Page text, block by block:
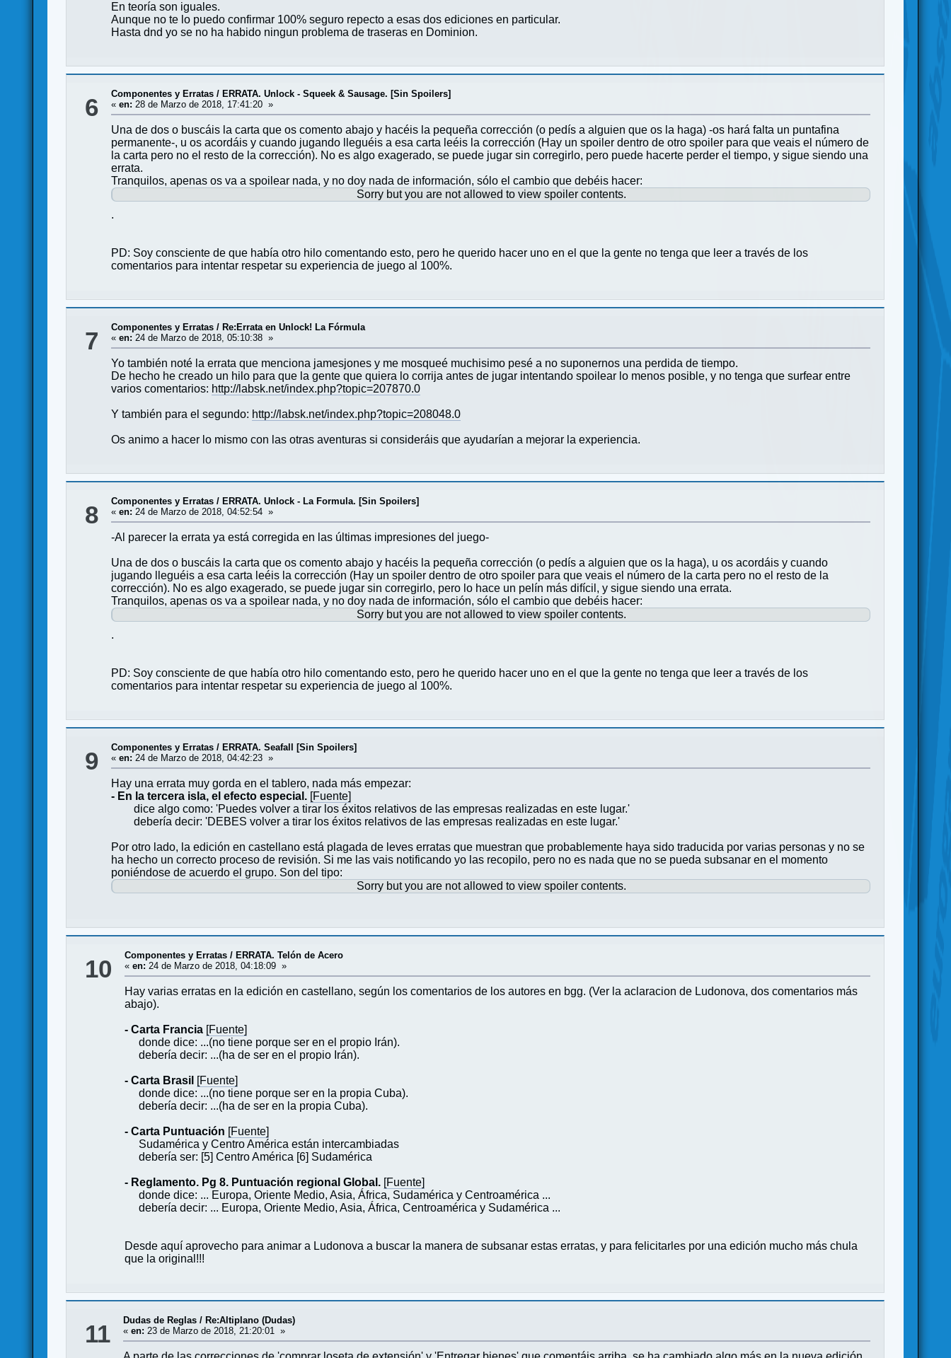
En teoría son iguales.
Aunque no te lo puedo confirmar 100% seguro repecto a esas dos ediciones en particular.
Hasta dnd yo se no ha habido ningun problema de traseras en Dominion.
6 Componentes y Erratas / ERRATA. Unlock - Squeek & Sausage. [Sin Spoilers]
«en: 28 de Marzo de 2018, 17:41:20 »
Una de dos o buscáis la carta que os comento abajo y hacéis la pequeña corrección (o pedís a alguien que os la haga) -os hará falta un puntafina
permanente-, u os acordáis y cuando jugando lleguéis a esa carta leéis la corrección (Hay un spoiler dentro de otro spoiler para que veais el número de
la carta pero no el resto de la corrección). No es algo exagerado, se puede jugar sin corregirlo, pero puede hacerte perder el tiempo, y sigue siendo una
errata.
Tranquilos, apenas os va a spoilear nada, y no doy nada de información, sólo el cambio que debéis hacer:
Sorry but you are not allowed to view spoiler contents.
.
PD: Soy consciente de que había otro hilo comentando esto, pero he querido hacer uno en el que la gente no tenga que leer a través de los
comentarios para intentar respetar su experiencia de juego al 100%.
7 Componentes y Erratas / Re:Errata en Unlock! La Fórmula
«en: 24 de Marzo de 2018, 05:10:38 »
Yo también noté la errata que menciona jamesjones y me mosqueé muchisimo pesé a no suponernos una perdida de tiempo.
De hecho he creado un hilo para que la gente que quiera lo corrija antes de jugar intentando spoilear lo menos posible, y no tenga que surfear entre
varios comentarios: http://labsk.net/index.php?topic=207870.0
Y también para el segundo: http://labsk.net/index.php?topic=208048.0
Os animo a hacer lo mismo con las otras aventuras si consideráis que ayudarían a mejorar la experiencia.
8 Componentes y Erratas / ERRATA. Unlock - La Formula. [Sin Spoilers]
«en: 24 de Marzo de 2018, 04:52:54 »
-Al parecer la errata ya está corregida en las últimas impresiones del juego-
Una de dos o buscáis la carta que os comento abajo y hacéis la pequeña corrección (o pedís a alguien que os la haga), u os acordáis y cuando
jugando lleguéis a esa carta leéis la corrección (Hay un spoiler dentro de otro spoiler para que veais el número de la carta pero no el resto de la
corrección). No es algo exagerado, se puede jugar sin corregirlo, pero lo hace un pelín más difícil, y sigue siendo una errata.
Tranquilos, apenas os va a spoilear nada, y no doy nada de información, sólo el cambio que debéis hacer:
Sorry but you are not allowed to view spoiler contents.
.
PD: Soy consciente de que había otro hilo comentando esto, pero he querido hacer uno en el que la gente no tenga que leer a través de los
comentarios para intentar respetar su experiencia de juego al 100%.
9 Componentes y Erratas / ERRATA. Seafall [Sin Spoilers]
«en: 24 de Marzo de 2018, 04:42:23 »
Hay una errata muy gorda en el tablero, nada más empezar:
- En la tercera isla, el efecto especial. [Fuente]
dice algo como: 'Puedes volver a tirar los éxitos relativos de las empresas realizadas en este lugar.'
debería decir: 'DEBES volver a tirar los éxitos relativos de las empresas realizadas en este lugar.'
Por otro lado, la edición en castellano está plagada de leves erratas que muestran que probablemente haya sido traducida por varias personas y no se
ha hecho un correcto proceso de revisión. Si me las vais notificando yo las recopilo, pero no es nada que no se pueda subsanar en el momento
poniéndose de acuerdo el grupo. Son del tipo:
Sorry but you are not allowed to view spoiler contents.
10 Componentes y Erratas / ERRATA. Telón de Acero
«en: 24 de Marzo de 2018, 04:18:09 »
Hay varias erratas en la edición en castellano, según los comentarios de los autores en bgg. (Ver la aclaracion de Ludonova, dos comentarios más
abajo).
- Carta Francia [Fuente]
donde dice: ...(no tiene porque ser en el propio Irán).
debería decir: ...(ha de ser en el propio Irán).
- Carta Brasil [Fuente]
donde dice: ...(no tiene porque ser en la propia Cuba).
debería decir: ...(ha de ser en la propia Cuba).
- Carta Puntuación [Fuente]
Sudamérica y Centro América están intercambiadas
debería ser: [5] Centro América [6] Sudamérica
- Reglamento. Pg 8. Puntuación regional Global. [Fuente]
donde dice: ... Europa, Oriente Medio, Asia, África, Sudamérica y Centroamérica ...
debería decir: ... Europa, Oriente Medio, Asia, África, Centroamérica y Sudamérica ...
Desde aquí aprovecho para animar a Ludonova a buscar la manera de subsanar estas erratas, y para felicitarles por una edición mucho más chula
que la original!!!
11 Dudas de Reglas / Re:Altiplano (Dudas)
«en: 23 de Marzo de 2018, 21:20:01 »